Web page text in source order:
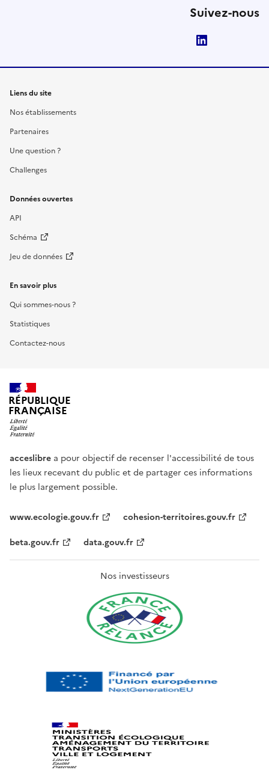
Suivez-nous
Liens du site
Nos établissements
Partenaires
Une question ?
Challenges
Données ouvertes
API
Schéma
Jeu de données
En savoir plus
Qui sommes-nous ?
Statistiques
Contactez-nous
RÉPUBLIQUE
FRANÇAISE
acceslibre a pour objectif de recenser l'accessibilité de tous
les lieux recevant du public et de partager ces informations
le plus largement possible.
www.ecologie.gouv.fr
cohesion-territoires.gouv.fr
beta.gouv.fr
data.gouv.fr
Nos investisseurs